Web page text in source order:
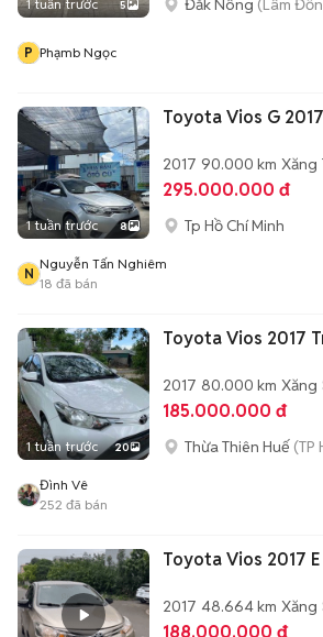
1 tuần trước 5 Đắk Nông (Lâm
P Phạmb Ngọc
1 tuần trước 8
Toyota Vios G
2017 90.000 km Xăng
295.000.000 đ
Tp Hồ Chí Minh
N
Nguyễn Tấn Nghiêm
18 đã bán
1 tuần trước 20
Toyota Vios 2017
2017 80.000 km Xăng
185.000.000 đ
Thừa Thiên Huế (TP
Đình Vê
252 đã bán
Toyota Vios 2017
2017 48.664 km Xăng
188.000.000 đ